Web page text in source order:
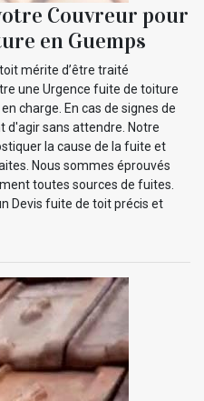
Couvreur pour
en Guemps
mérite d’être traité
une Urgence fuite de toiture
charge. En cas de signes de
d'agir sans attendre. Notre
la cause de la fuite et
Nous sommes éprouvés
toutes sources de fuites.
Devis fuite de toit précis et